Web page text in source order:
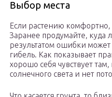
Выбор места
Если растению
Заранее продумайте, куда
результатом ошибки может
гибель. Как показывает
хорошо себя чувствует там,
солнечного света и нет